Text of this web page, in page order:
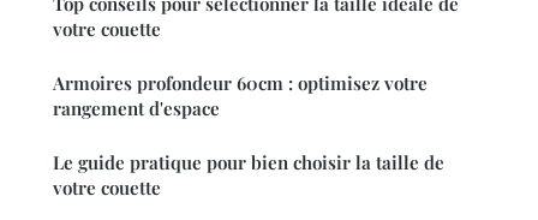
votre couette
Armoires profondeur 60cm : optimisez votre
rangement d'espace
Le guide pratique pour bien choisir la taille de
votre couette